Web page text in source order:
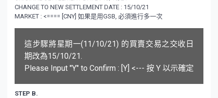
CHANGE TO NEW SETTLEMENT DATE : 15/10/21
MARKET : <==== [CNY] 如果是用GSB, 必須進行多一次
這步驟將星期一(11/10/21) 的買賣交易之交收日
期改為15/10/21.
Please Input "Y" to Confirm : [Y] <--- 按 Y 以示確定
STEP B.